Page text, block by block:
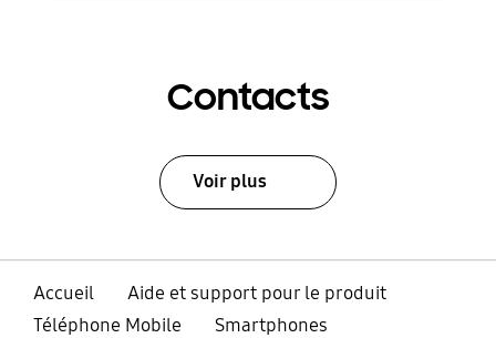
Contacts
Voir plus
Accueil
Aide et support pour le produit
Téléphone Mobile
Smartphones